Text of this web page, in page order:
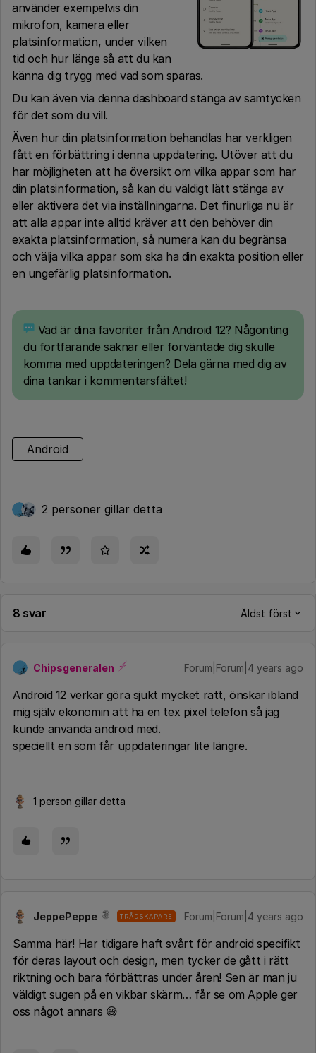
använder exempelvis din
mikrofon, kamera eller
platsinformation, under vilken
tid och hur länge så att du kan
känna dig trygg med vad som sparas.
Du kan även via denna dashboard stänga av samtycken
för det som du vill.
Även hur din platsinformation behandlas har verkligen
fått en förbättring i denna uppdatering. Utöver att du
har möjligheten att ha översikt om vilka appar som har
din platsinformation, så kan du väldigt lätt stänga av
eller aktivera det via inställningarna. Det finurliga nu är
att alla appar inte alltid kräver att den behöver din
exakta platsinformation, så numera kan du begränsa
och välja vilka appar som ska ha din exakta position eller
en ungefärlig platsinformation.
Vad är dina favoriter från Android 12? Någonting
du fortfarande saknar eller förväntade dig skulle
komma med uppdateringen? Dela gärna med dig av
dina tankar i kommentarsfältet!
Android
2 personer gillar detta
8 svar Äldst först
Chipsgeneralen Forum|Forum|4 years ago
Android 12 verkar göra sjukt mycket rätt, önskar ibland
mig själv ekonomin att ha en tex pixel telefon så jag
kunde använda android med.
speciellt en som får uppdateringar lite längre.
1 person gillar detta
JeppePeppe TRÅDSKAPARE Forum|Forum|4 years ago
Samma här! Har tidigare haft svårt för android specifikt
för deras layout och design, men tycker de gått i rätt
riktning och bara förbättras under åren! Sen är man ju
väldigt sugen på en vikbar skärm… får se om Apple ger
oss något annars 😅